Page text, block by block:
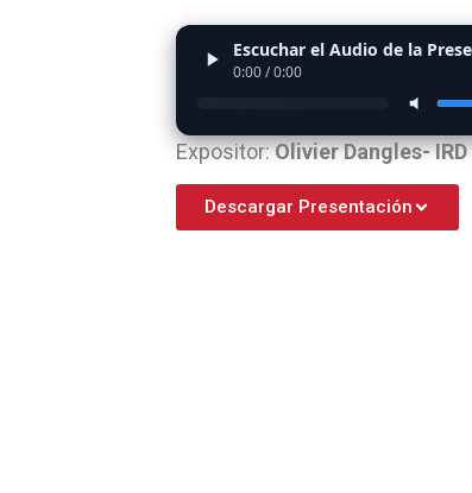
0:00/0:00
Expositor:Olivier Dangles- IRD
Descargar Presentación